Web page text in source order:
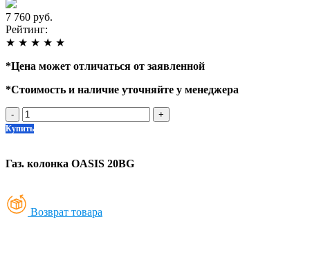
7 760 руб.
Рейтинг:
★ ★ ★ ★ ★
*Цена может отличаться от заявленной
*Стоимость и наличие уточняйте у менеджера
- +
Купить
Газ. колонка OASIS 20BG
Возврат товара